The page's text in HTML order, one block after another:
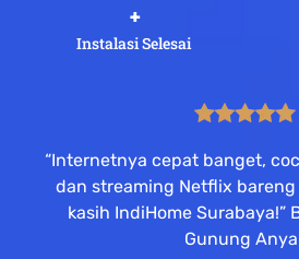
Instalasi Selesai
+
“Internetnya cepat banget,
dan streaming Netflix bareng
kasih IndiHome Surabaya!”
Gunung